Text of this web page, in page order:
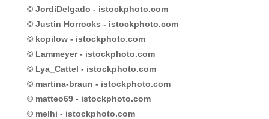
© JordiDelgado - istockphoto.com
© Justin Horrocks - istockphoto.com
© kopilow - istockphoto.com
© Lammeyer - istockphoto.com
© Lya_Cattel - istockphoto.com
© martina-braun - istockphoto.com
© matteo69 - istockphoto.com
© melhi - istockphoto.com